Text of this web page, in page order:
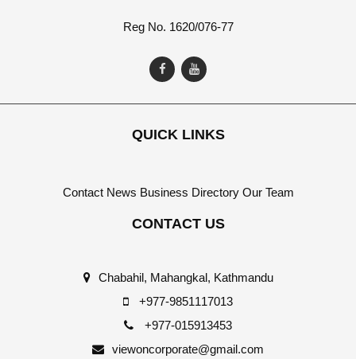
Reg No. 1620/076-77
QUICK LINKS
Contact News Business Directory Our Team
CONTACT US
Chabahil, Mahangkal, Kathmandu
+977-9851117013
+977-015913453
viewoncorporate@gmail.com